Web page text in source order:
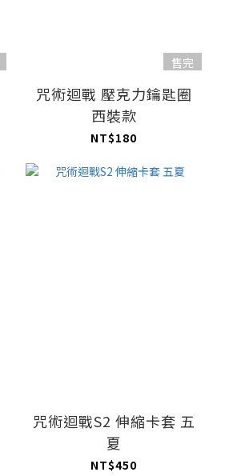
售完
咒術迴戰 壓克力鑰匙圈
西裝款
NT$180
咒術迴戰S2 伸縮卡套 五
夏
NT$450